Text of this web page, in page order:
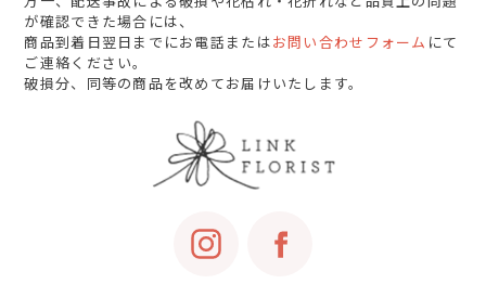
が確認できた場合には、
商品到着日翌日までにお電話またはお問い合わせフォーム にて
ご連絡ください。
破損分、同等の商品を改めてお届けいたします。